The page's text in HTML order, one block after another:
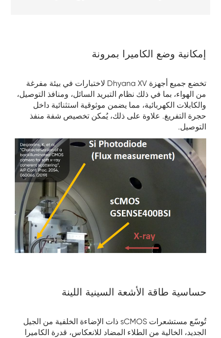
إمكانية وضع الكاميرا بمرونة
تخضع جميع أجهزة Dhyana XV لاختبارات في بيئة مفرغة
من الهواء، بما في ذلك نظام التبريد السائل، ومنافذ التوصيل،
والكابلات الكهربائية، مما يضمن موثوقية استثنائية داخل
حجرة التفريغ. علاوة على ذلك، يُمكن تخصيص شفة منفذ
التوصيل.
حساسية طاقة الأشعة السينية اللينة
تُوسّع مستشعرات sCMOS ذات الإضاءة الخلفية من الجيل
الجديد، الخالية من الطلاء المضاد للانعكاس، قدرة الكاميرا